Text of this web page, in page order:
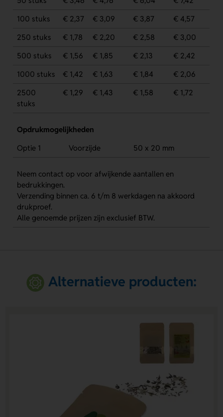
100 stuks
€ 2,37 € 3,09 € 3,87
€ 4,57
250 stuks
€ 1,78 € 2,20 € 2,58
€ 3,00
500 stuks
€ 1,56 € 1,85 € 2,13
€ 2,42
1000 stuks
€ 1,42 € 1,63 € 1,84
€ 2,06
2500
stuks
€ 1,29 € 1,43 € 1,58 € 1,72
Opdrukmogelijkheden
Optie 1
Voorzijde 50 x 20 mm
Neem contact op voor afwijkende aantallen en
bedrukkingen.
Verzending binnen ca. 6 t/m 8 werkdagen na akkoord
drukproef.
Alle genoemde prijzen zijn exclusief BTW.
Alternatieve producten: